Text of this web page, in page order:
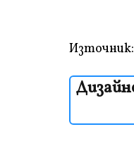
Източник: